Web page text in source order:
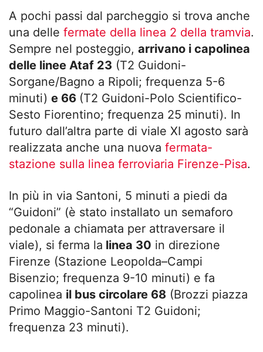
A pochi passi dal parcheggio si trova anche
una delle fermate della linea 2 della tramvia.
Sempre nel posteggio, arrivano i capolinea
delle linee Ataf 23 (T2 Guidoni-
Sorgane/Bagno a Ripoli; frequenza 5-6
minuti) e 66 (T2 Guidoni-Polo Scientifico-
Sesto Fiorentino; frequenza 25 minuti). In
futuro dall’altra parte di viale XI agosto sarà
realizzata anche una nuova fermata-
stazione sulla linea ferroviaria Firenze-Pisa.
In più in via Santoni, 5 minuti a piedi da
“Guidoni” (è stato installato un semaforo
pedonale a chiamata per attraversare il
viale), si ferma la linea 30 in direzione
Firenze (Stazione Leopolda–Campi
Bisenzio; frequenza 9-10 minuti) e fa
capolinea il bus circolare 68 (Brozzi piazza
Primo Maggio-Santoni T2 Guidoni;
frequenza 23 minuti).